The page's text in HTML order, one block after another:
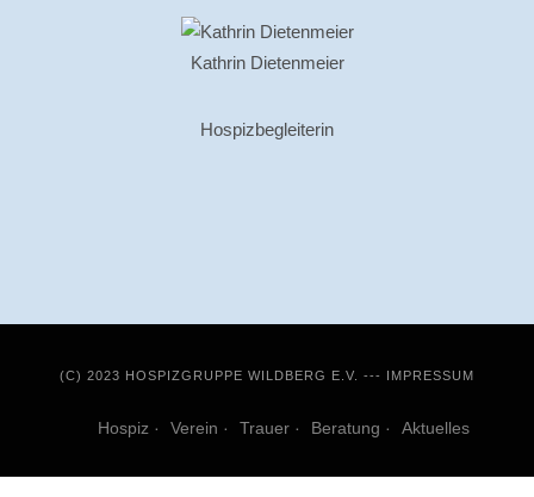
Kathrin Dietenmeier
Hospizbegleiterin
Hospiz Verein Trauer Beratung Aktuelles
(C) 2023 HOSPIZGRUPPE WILDBERG E.V. --- IMPRESSUM